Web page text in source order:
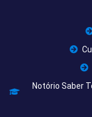
Notório Saber